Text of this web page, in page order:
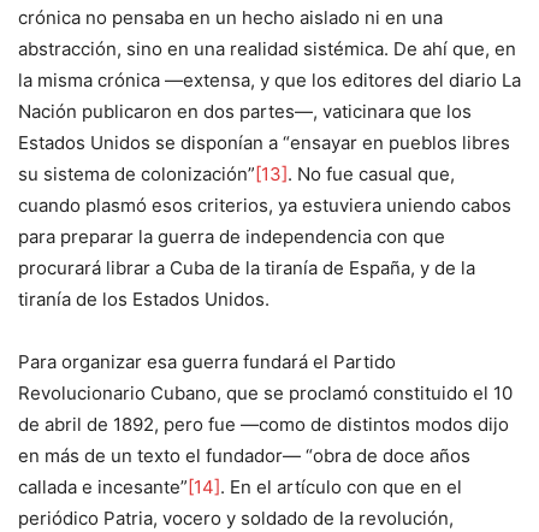
crónica no pensaba en un hecho aislado ni en una
abstracción, sino en una realidad sistémica. De ahí que, en
la misma crónica —extensa, y que los editores del diario La
Nación publicaron en dos partes—, vaticinara que los
Estados Unidos se disponían a “ensayar en pueblos libres
su sistema de colonización” [13]. No fue casual que,
cuando plasmó esos criterios, ya estuviera uniendo cabos
para preparar la guerra de independencia con que
procurará librar a Cuba de la tiranía de España, y de la
tiranía de los Estados Unidos.
Para organizar esa guerra fundará el Partido
Revolucionario Cubano, que se proclamó constituido el 10
de abril de 1892, pero fue —como de distintos modos dijo
en más de un texto el fundador— “obra de doce años
callada e incesante” [14]. En el artículo con que en el
periódico Patria, vocero y soldado de la revolución,